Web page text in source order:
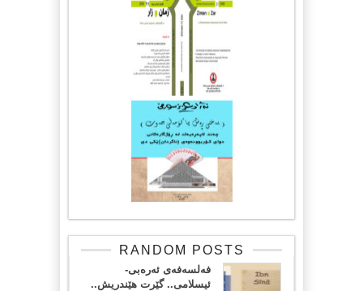
RANDOM POSTS
فەلسەفەی ئەرەبی-
ئیسلامی.. گێرت هێندریش..